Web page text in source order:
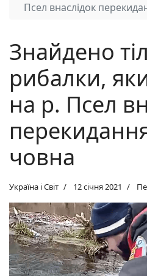
Псел внаслідок
Знайдено
рибалки,
на р. Псел
човна
Україна і Світ 12 січня 2021